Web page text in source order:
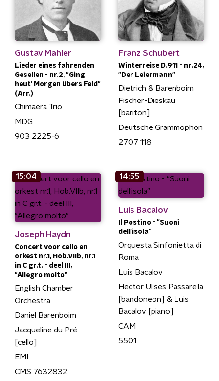
Gustav Mahler
Lieder eines fahrenden
Gesellen - nr.2, "Ging
heut' Morgen übers Feld"
(Arr.)
Chimaera Trio
MDG
903 2225-6
Franz Schubert
Winterreise D.911 - nr.24,
"Der Leiermann"
Dietrich & Barenboim
Fischer-Dieskau
[bariton]
Deutsche Grammophon
2707 118
15:04
Joseph Haydn
Concert voor cello en
orkest nr.1, Hob.VIIb, nr.1
in C gr.t. - deel III,
"Allegro molto"
English Chamber
Orchestra
Daniel Barenboim
Jacqueline du Pré
[cello]
EMI
CMS 7632832
14:55
Luis Bacalov
Il Postino - "Suoni
dell'isola"
Orquesta Sinfonietta di
Roma
Luis Bacalov
Hector Ulises Passarella
[bandoneon] & Luis
Bacalov [piano]
CAM
5501